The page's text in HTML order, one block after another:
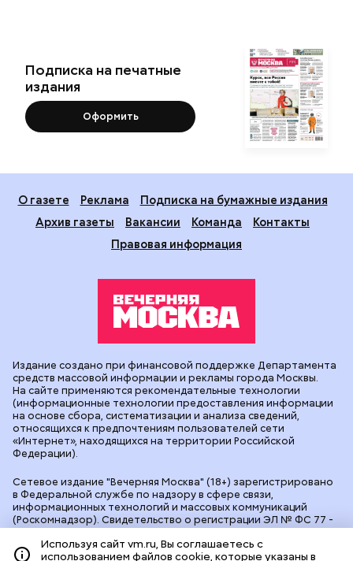
Подписка на печатные
издания
Оформить
О газете Реклама
Подписка на бумажные издания
Архив газеты
Вакансии Команда
Контакты
Правовая информация
Сетевое издание "Вечерняя Москва" (18+) зарегистрировано
в Федеральной службе по надзору в сфере связи,
информационных технологий и массовых коммуникаций
(Роскомнадзор). Свидетельство о регистрации ЭЛ № ФС 77 -
90524 от 09.12.2025. Учредитель: АО "Редакция газеты
"Вечерняя Москва". Главный редакторvm.ru: Александр
Геннадьевич Глуходедов. Адрес редакции: 127015, г.Москва,
Издание создано при финансовой поддержке Департамента
средств массовой информации и рекламы города Москвы.
На сайте применяются рекомендательные технологии
(информационные технологии предоставления информации
на основе сбора, систематизации и анализа сведений,
относящихся к предпочтениям пользователей сети
«Интернет», находящихся на территории Российской
Федерации).
Используя сайт vm.ru, Вы соглашаетесь с
использованием файлов cookie, которые указаны в